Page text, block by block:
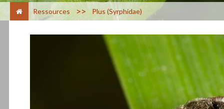
Ressources > Plus (Syrphidae)